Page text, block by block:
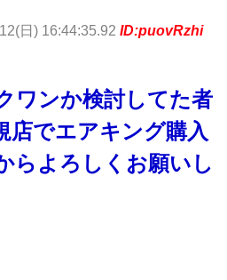
日) 16:44:35.92 ID:puovRzhi
ワンか検討してた者
店でエアキング購入
らよろしくお願いし